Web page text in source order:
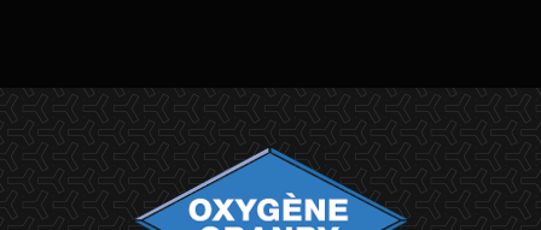
soudage
pour
votre
application